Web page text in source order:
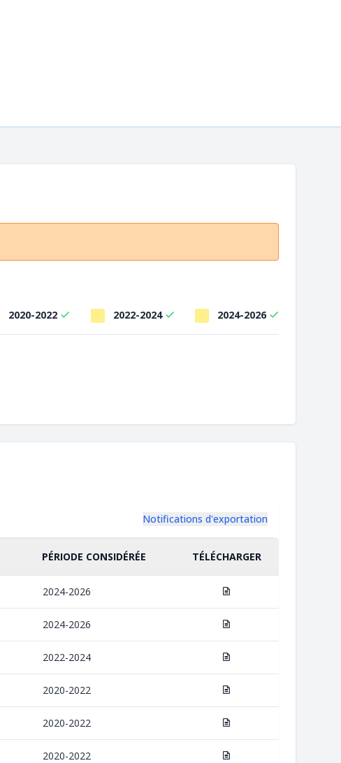
2020-2022 2022-2024 2024-2026
Notifications d'exportation
PÉRIODE CONSIDÉRÉE TÉLÉCHARGER
2024-2026
2024-2026
2022-2024
2020-2022
2020-2022
2020-2022